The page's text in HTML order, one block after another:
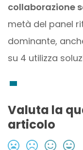
collaborazione
metà del panel
dominante,
su 4 utilizza
Valuta la
articolo